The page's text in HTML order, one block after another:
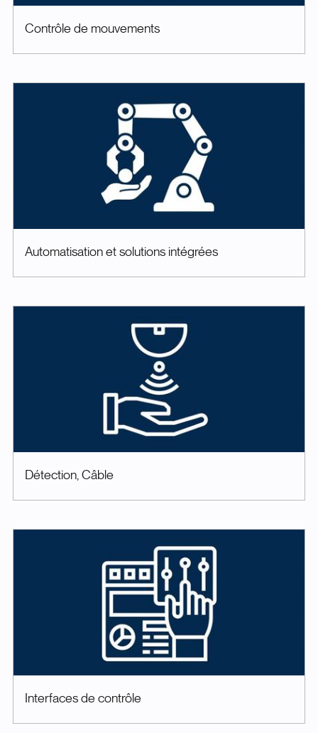
Contrôle de mouvements
Automatisation et solutions intégrées
Détection, Câble
Interfaces de contrôle